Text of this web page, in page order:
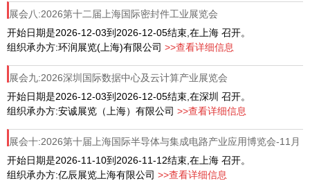
展会八:2026第十二届上海国际密封件工业展览会
开始日期是2026-12-03到2026-12-05结束,在上海 召开。
组织承办方:环润展览(上海)有限公司 >>查看详细信息
展会九:2026深圳国际数据中心及云计算产业展览会
开始日期是2026-12-03到2026-12-05结束,在深圳 召开。
组织承办方:安诚展览（上海）有限公司 >>查看详细信息
展会十:2026第十届上海国际半导体与集成电路产业应用博览会-11月
开始日期是2026-11-10到2026-11-12结束,在上海 召开。
组织承办方:亿辰展览上海有限公司 >>查看详细信息